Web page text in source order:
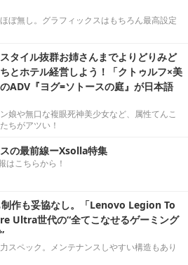
ぼ無し。グラフィックスはもちろん最高設定
タイル抜群お姉さんまでよりどりみど
とホテル経営しよう！「クトゥルフ×美
ADV『ヨグ=ソトースの庭』が日本語
娘や無口な複眼死神美少女など、属性てんこ
ちがアツい！
の最前線ーXsolla特集
はこちらから！
作も妥協なし。「Lenovo Legion To
Ultra世代の“全てこなせるゲーミング
スペック。メンテナンスしやすい構造もあり